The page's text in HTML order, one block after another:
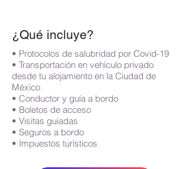
¿Qué incluye?
• Protocolos de salubridad por Covid-19
• Transportación en vehículo privado
desde tu alojamiento en la Ciudad de
México
• Conductor y guía a bordo
• Boletos de acceso
• Visitas guiadas
• Seguros a bordo
• Impuestos turísticos